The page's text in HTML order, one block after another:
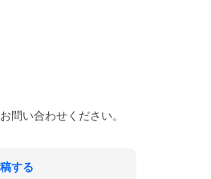
問い合わせください。
する